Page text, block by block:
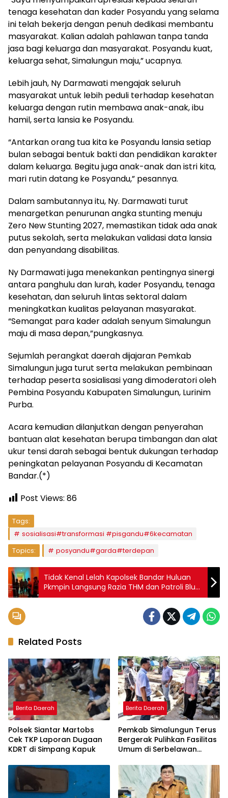
tenaga kesehatan dan kader Posyandu yang selama
ini telah bekerja dengan penuh dedikasi membantu
masyarakat. Kalian adalah pahlawan tanpa tanda
jasa bagi keluarga dan masyarakat. Posyandu kuat,
keluarga sehat, Simalungun maju,” ucapnya.
Lebih jauh, Ny Darmawati mengajak seluruh
masyarakat untuk lebih peduli terhadap kesehatan
keluarga dengan rutin membawa anak-anak, ibu
hamil, serta lansia ke Posyandu.
“Antarkan orang tua kita ke Posyandu lansia setiap
bulan sebagai bentuk bakti dan pendidikan karakter
dalam keluarga. Begitu juga anak-anak dan istri kita,
mari rutin datang ke Posyandu,” pesannya.
Dalam sambutannya itu, Ny. Darmawati turut
menargetkan penurunan angka stunting menuju
Zero New Stunting 2027, memastikan tidak ada anak
putus sekolah, serta melakukan validasi data lansia
dan penyandang disabilitas.
Ny Darmawati juga menekankan pentingnya sinergi
antara panghulu dan lurah, kader Posyandu, tenaga
kesehatan, dan seluruh lintas sektoral dalam
meningkatkan kualitas pelayanan masyarakat.
“Semangat para kader adalah senyum Simalungun
maju di masa depan,”pungkasnya.
Sejumlah perangkat daerah dijajaran Pemkab
Simalungun juga turut serta melakukan pembinaan
terhadap peserta sosialisasi yang dimoderatori oleh
Pembina Posyandu Kabupaten Simalungun, Lurinim
Purba.
Acara kemudian dilanjutkan dengan penyerahan
bantuan alat kesehatan berupa timbangan dan alat
ukur tensi darah sebagai bentuk dukungan terhadap
peningkatan pelayanan Posyandu di Kecamatan
Bandar.(*)
Post Views: 86
Tags:
sosialisasi#transformasi #pisgandu#6kecamatan
Topics:
posyandu#garda#terdepan
Tidak Kenal Lelah Kapolsek Bandar Huluan
Pkmpin Langsung Razia THM dan Patroli Blue
Light Tengah Malam Demi Bebas Narkoba
Related Posts
Berita Daerah
Polsek Siantar Martobs
Cek TKP Laporan Dugaan
KDRT di Simpang Kapuk
Berita Daerah
Pemkab Simalungun Terus
Bergerak Pulihkan Fasilitas
Umum di Serbelawan